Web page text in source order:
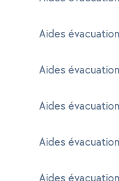
Aides
Aides
Aides
Aides
Aides